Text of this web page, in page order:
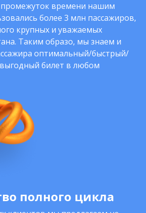
промежуток времени нашим
более 3 млн пассажиров,
крупных и уважаемых
Таким образо, мы знаем и
оптимальный/быстрый/
билет в любом
полного цикла